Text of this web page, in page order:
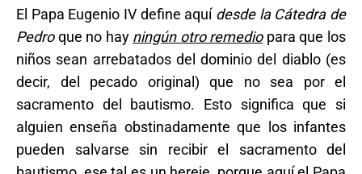
El Papa Eugenio IV define aquí desde la Cátedra de
Pedroque no hay ningún otro remediopara que los
niños sean arrebatados del dominio del diablo (es
decir, del pecado original) que no sea por el
sacramento del bautismo. Esto significa que si
alguien enseña obstinadamente que los infantes
pueden salvarse sin recibir el sacramento del